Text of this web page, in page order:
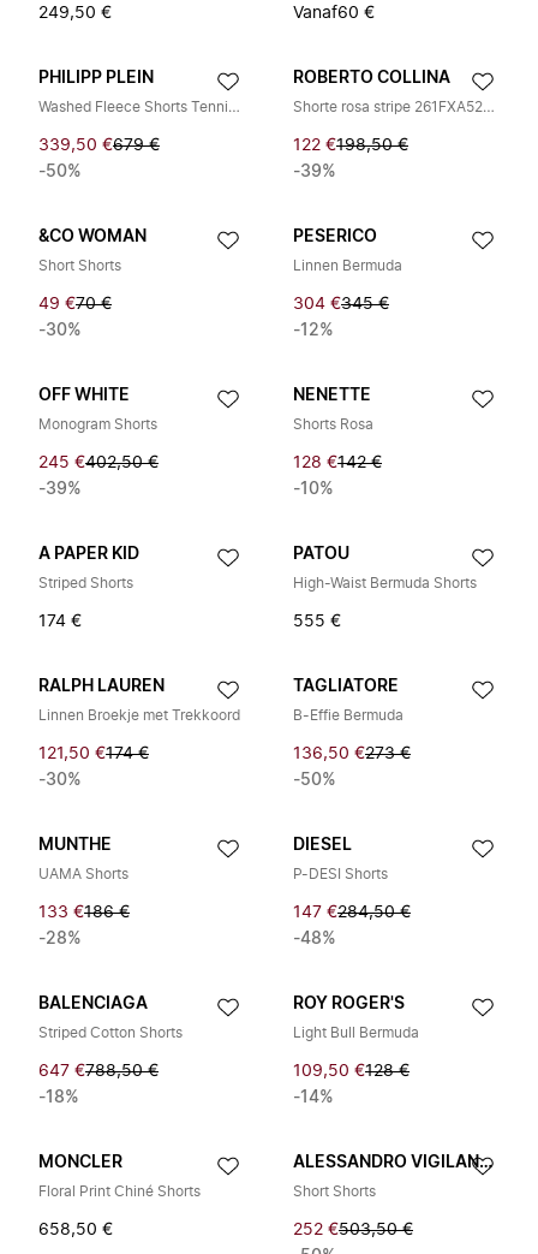
249,50 € Vanaf60 €
PHILIPP PLEIN
Washed Fleece Shorts Tennis Club Crystals
339,50 €679 €
-50%
ROBERTO COLLINA
Shorte rosa stripe 261FXA52066
122 €198,50 €
-39%
&CO WOMAN
Short Shorts
49 €70 €
-30%
PESERICO
Linnen Bermuda
304 €345 €
-12%
OFF WHITE
Monogram Shorts
245 €402,50 €
-39%
NENETTE
Shorts Rosa
128 €142 €
-10%
A PAPER KID
Striped Shorts
174 €
PATOU
High-Waist Bermuda Shorts
555 €
RALPH LAUREN
Linnen Broekje met Trekkoord
121,50 €174 €
-30%
TAGLIATORE
B-Effie Bermuda
136,50 €273 €
-50%
MUNTHE
UAMA Shorts
133 €186 €
-28%
DIESEL
P-DESI Shorts
147 €284,50 €
-48%
BALENCIAGA
Striped Cotton Shorts
647 €788,50 €
-18%
ROY ROGER'S
Light Bull Bermuda
109,50 €128 €
-14%
MONCLER
Floral Print Chiné Shorts
658,50 €
ALESSANDRO VIGILANTE
Short Shorts
252 €503,50 €